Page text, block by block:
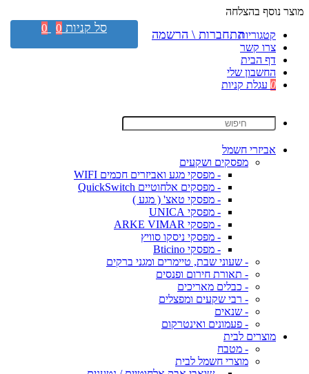
מוצר נוסף בהצלחה
קטגוריות
צרו קשר
דף הבית
החשבון שלי
0 עגלת קניות
אביזרי חשמל
מפסקים ושקעים
- מפסקי מגע ואביזרים חכמים WIFI
- מפסקים אלחוטיים QuickSwitch
- מפסקי טאצ' ( מגע )
- מפסקי UNICA
- מפסקי ARKE VIMAR
- מפסקי ניסקו סוויץ
- מפסקי Bticino
- שעוני שבת, טיימרים ומגני ברקים
- תאורת חירום ופנסים
- כבלים מאריכים
- רבי שקעים ומפצלים
- שנאים
- פעמונים ואינטרקום
מוצרים לבית
- מטבח
מוצרי חשמל לבית
התחברות \ הרשמה סל קניות 0
0